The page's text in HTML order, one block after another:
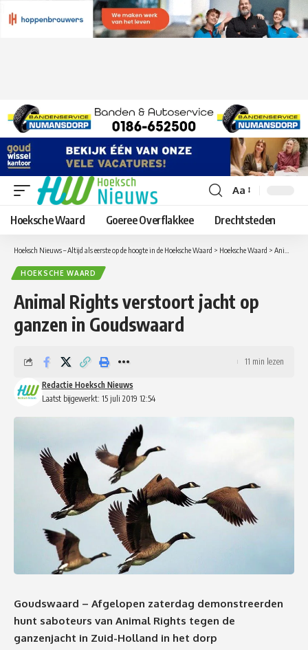
Lettergrootte
aanpassen
Aa
Hoeksche Waard Goeree Overflakkee Drechtsteden
Hoeksch Nieuws – Altijd als eerste op de hoogte in de Hoeksche Waard > Hoeksche Waard > Animal Rights verstoort jacht op ganzen in Goudswaard
HOEKSCHE WAARD
Animal Rights verstoort jacht op
ganzen in Goudswaard
Laatst bijgewerkt: 15 juli 2019 12:54
Redactie Hoeksch Nieuws
11 min lezen
Goudswaard – Afgelopen zaterdag demonstreerden
hunt saboteurs van Animal Rights tegen de
ganzenjacht in Zuid-Holland in het dorp